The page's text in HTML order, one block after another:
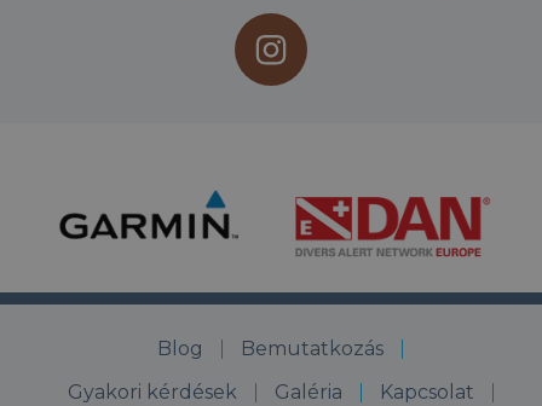
Blog
Bemutatkozás
Gyakori kérdések
Galéria
Kapcsolat